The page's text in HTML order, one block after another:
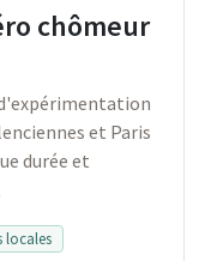
chômeur
et Paris
durée et
locales